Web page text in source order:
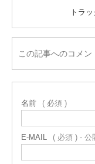
トラ
この記事へのコメン
名前 ( 必須 )
E-MAIL ( 必須 ) - 公